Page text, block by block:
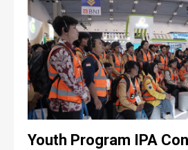
Youth Program IPA